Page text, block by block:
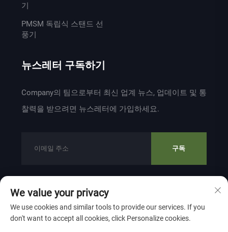
기
PMSM 독립식 스탠드 선
풍기
뉴스레터 구독하기
Company의 팀으로부터 최신 업계 뉴스, 업데이트 및 통
찰력을 받으려면 뉴스레터에 가입하세요.
구독
저작권 © 2024 ZHEJIANG WEIYU VENTILATION
ELECTROMECHANICAL CO.,LTD 소유
개인정보 보호 정책
We value your privacy
We use cookies and similar tools to provide our services. If you
don't want to accept all cookies, click Personalize cookies.